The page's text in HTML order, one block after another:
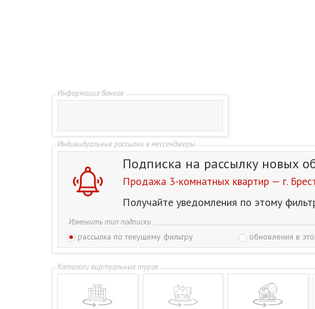
Подписка на рассылку новых
Продажа 3-комнатных квартир — г.
Получайте уведомления по этому
Изменить тип подписки
рассылка по текущему фильтру обновления в